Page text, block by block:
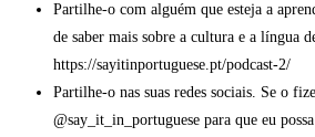
Partilhe-o com alguém que esteja a
de saber mais sobre a cultura e a língua
https://sayitinportuguese.pt/podcast-2/
Partilhe-o nas suas redes sociais. Se o
@say_it_in_portuguese para que eu